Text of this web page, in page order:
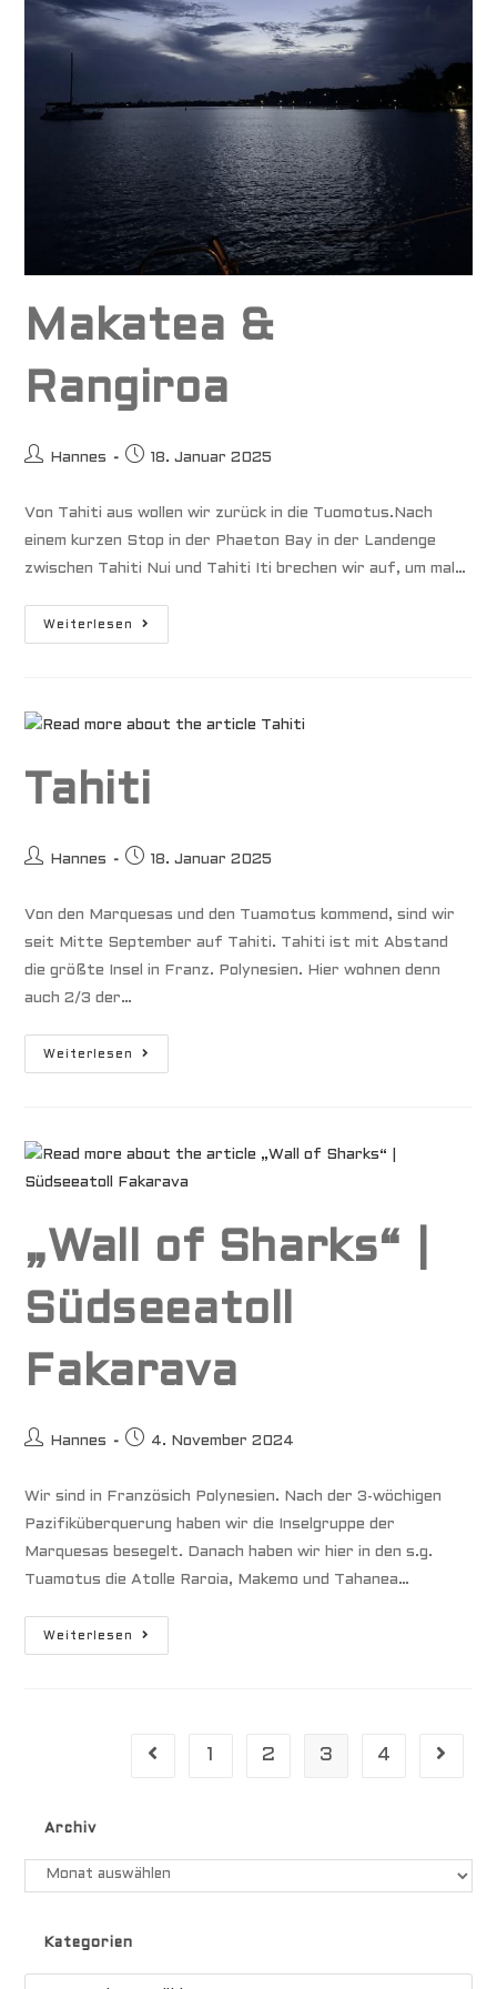
Makatea &
Rangiroa
Beitrags-
Hannes
Beitrag
18. Januar 2025
Von Tahiti aus wollen wir zurück in die Tuomotus.Nach
einem kurzen Stop in der Phaeton Bay in der Landenge
zwischen Tahiti Nui und Tahiti Iti brechen wir auf, um mal…
Weiterlesen
Makatea
Tahiti
Beitrags-
Hannes
Beitrag
18. Januar 2025
Von den Marquesas und den Tuamotus kommend, sind wir
seit Mitte September auf Tahiti. Tahiti ist mit Abstand
die größte Insel in Franz. Polynesien. Hier wohnen denn
auch 2/3 der…
Weiterlesen Tahiti
„Wall of Sharks“ |
Südseeatoll
Fakarava
Beitrags-
Hannes
Beitrag4. November 2024
Wir sind in Französich Polynesien. Nach der 3-wöchigen
Pazifiküberquerung haben wir die Inselgruppe der
Marquesas besegelt. Danach haben wir hier in den s.g.
Tuamotus die Atolle Raroia, Makemo und Tahanea…
Weiterlesen
„Wall
Gehe zur vorherigen Seite
1 2 3 4 Gehe
Archiv
Archiv
Kategorien
Kategorien